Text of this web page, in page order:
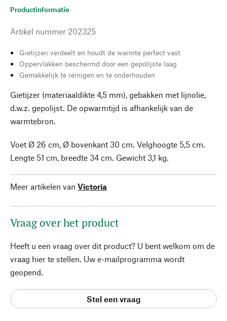
Productinformatie
Artikel nummer 202325
Gietijzer: verdeelt en houdt de warmte perfect vast
Oppervlakken beschermd door een gepolijste laag
Gemakkelijk te reinigen en te onderhouden
Gietijzer (materiaaldikte 4,5 mm), gebakken met lijnolie,
d.w.z. gepolijst. De opwarmtijd is afhankelijk van de
warmtebron.
Voet Ø 26 cm, Ø bovenkant 30 cm. Velghoogte 5,5 cm.
Lengte 51 cm, breedte 34 cm. Gewicht 3,1 kg.
Meer artikelen van Victoria
Vraag over het product
Heeft u een vraag over dit product? U bent welkom om de
vraag hier te stellen. Uw e-mailprogramma wordt
geopend.
Stel een vraag